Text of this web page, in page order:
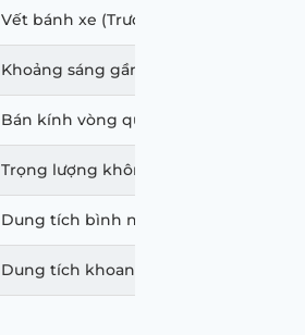
Vết bánh xe (Trước/Sau) (mm)
Khoảng sáng gầm xe (mm)
Bán kính vòng quay tối thiểu
Trọng lượng không tải/toàn tải (kg)
Dung tích bình nhiên liệu (L)
Dung tích khoang hành lý (L)